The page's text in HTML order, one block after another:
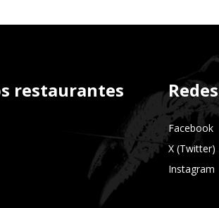
restaurantes Redes
Facebook
X (Twitter)
Instagram